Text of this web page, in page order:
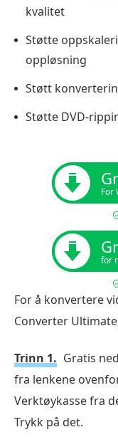
kvalitet
Støtte
oppløsning
Støtt
Støtte DVD-
For
for
For å konvertere
Converter
Trinn 1. Gratis
fra lenkene
Verktøykasse fra
Trykk på det.